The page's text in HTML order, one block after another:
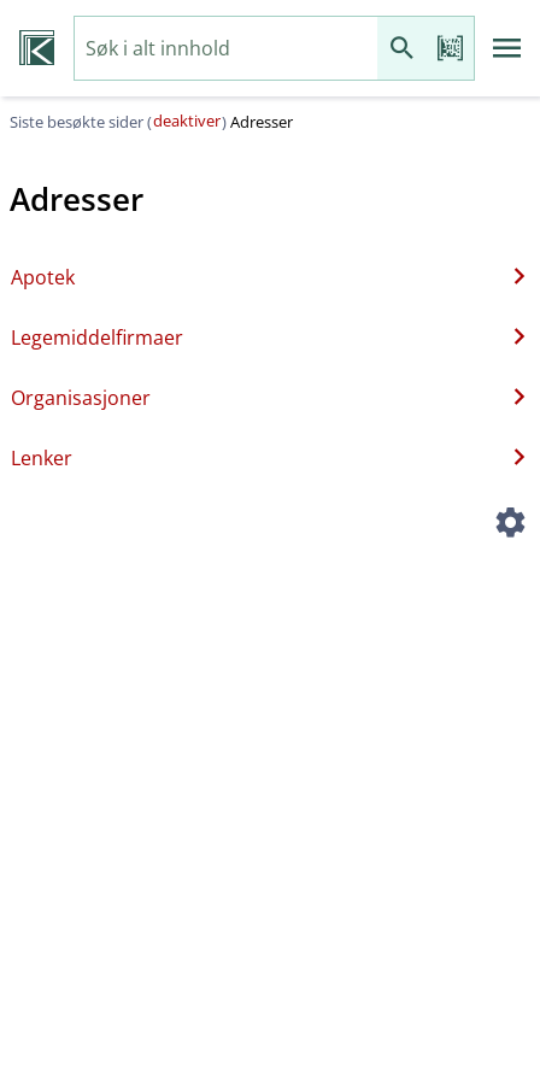
Siste besøkte sider (deaktiver)Adresser
Adresser
Apotek
Legemiddelfirmaer
Organisasjoner
Lenker